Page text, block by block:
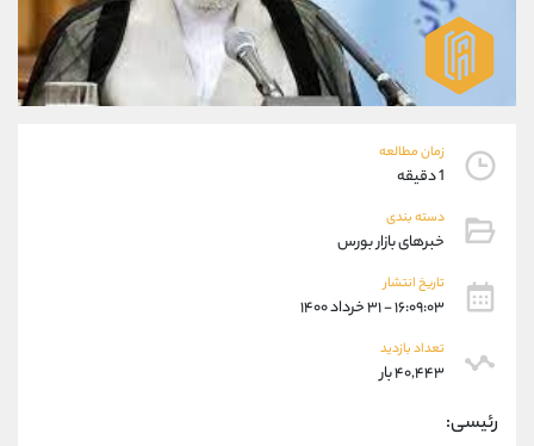
زمان مطالعه
1 دقیقه
دسته بندی
خبرهای بازار بورس
تاریخ انتشار
۱۶:۰۹:۰۳ - ۳۱ خرداد ۱۴۰۰
تعداد بازدید
۴۰,۴۴۳ بار
رئیسی:
09304891085
واتساپ شروع گفتگو
تلگرام @Armteam_admin_103
داخلی 103
پشتیبان فروش
واتساپ
داخلی
اطلاعات تماس (دفتر فروش)
تلفن